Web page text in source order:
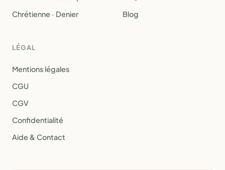
Chrétienne · Denier
Blog
LÉGAL
Mentions légales
CGU
CGV
Confidentialité
Aide & Contact